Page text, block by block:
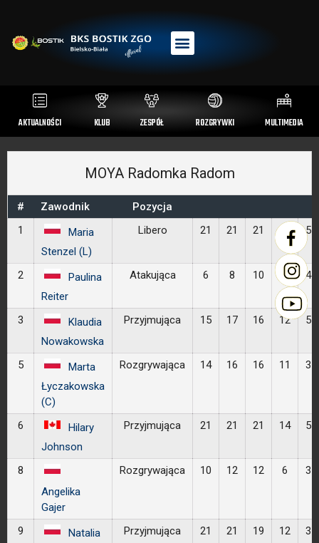
AKTUALNOŚCI KLUB ZESPÓŁ ROZGRYWKI MULTIMEDIA
MOYA Radomka Radom
# Zawodnik
Pozycja
1
Maria
Stenzel (L)
Libero 21 21 21 14 5
2
Paulina
Reiter
Atakująca 6 8 10 5 4
3
Klaudia
Nowakowska
Przyjmująca 15 17 16 12 5
5
Marta
Łyczakowska
(C)
Rozgrywająca 14 16 16 11 3
6
Hilary
Johnson
Przyjmująca 21 21 21 14 5
8
Angelika
Gajer
Rozgrywająca 10 12 12 6 3
9
Natalia
Przyjmująca 21 21 19 12 3